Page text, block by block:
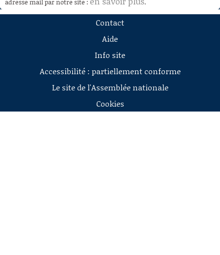
AIDE À LA DÉCOUPE
DE VIDÉOS
adresse mail par notre site :
.
Contact
Aide
Info site
Accessibilité : partiellement conforme
Le site de l'Assemblée nationale
Cookies